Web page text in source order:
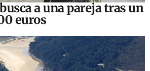
a una pareja tras un
euros